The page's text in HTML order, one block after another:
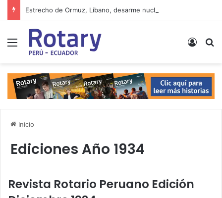
Menú
Inicio
Ediciones Año 1934
Revista Rotario Peruano Edición